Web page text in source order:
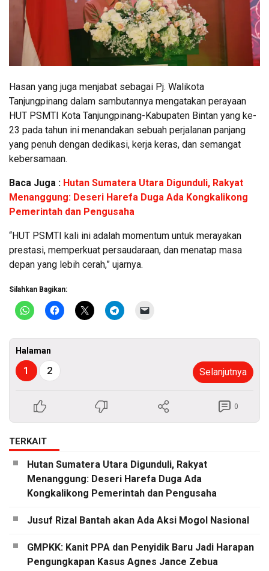
Hasan yang juga menjabat sebagai Pj. Walikota
Tanjungpinang dalam sambutannya mengatakan perayaan
HUT PSMTI Kota Tanjungpinang-Kabupaten Bintan yang ke-
23 pada tahun ini menandakan sebuah perjalanan panjang
yang penuh dengan dedikasi, kerja keras, dan semangat
kebersamaan.
Baca Juga : Hutan Sumatera Utara Digunduli, Rakyat
Menanggung: Deseri Harefa Duga Ada Kongkalikong
Pemerintah dan Pengusaha
“HUT PSMTI kali ini adalah momentum untuk merayakan
prestasi, memperkuat persaudaraan, dan menatap masa
depan yang lebih cerah,” ujarnya.
Silahkan Bagikan:
Halaman
1 2 Selanjutnya
0
TERKAIT
Hutan Sumatera Utara Digunduli, Rakyat
Menanggung: Deseri Harefa Duga Ada
Kongkalikong Pemerintah dan Pengusaha
Jusuf Rizal Bantah akan Ada Aksi Mogol Nasional
GMPKK: Kanit PPA dan Penyidik Baru Jadi Harapan
Pengungkapan Kasus Agnes Jance Zebua